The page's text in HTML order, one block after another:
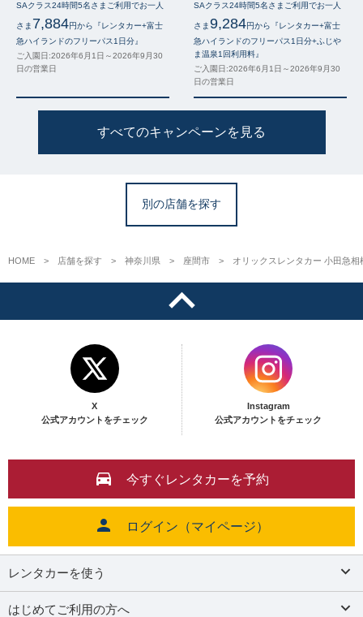
SAクラス24時間5名さまご利用でお一人
さま 7,884円から『レンタカー+富士
急ハイランドのフリーパス1日分』
ご入園日:2026年6月1日～2026年9月30
日の営業日
SAクラス24時間5名さまご利用でお一人
さま9,284円から『レンタカー+富士
急ハイランドのフリーパス1日分+ふじや
ま温泉1回利用料』
ご入園日:2026年6月1日～2026年9月30
日の営業日
すべてのキャンペーンを見る
別の店舗を探す
HOME 店舗を探す 神奈川県 座間市 オリックスレンタカー 小田急相
X
公式アカウントをチェック
Instagram
公式アカウントをチェック
今すぐレンタカーを予約
ログイン（マイページ）
レンタカーを使う
はじめてご利用の方へ